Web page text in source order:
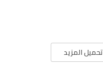
تحميل المزيد